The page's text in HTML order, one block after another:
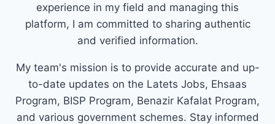
experience in my field and managing this
platform, I am committed to sharing authentic
and verified information.
My team's mission is to provide accurate and up-
to-date updates on the Latets Jobs, Ehsaas
Program, BISP Program, Benazir Kafalat Program,
and various government schemes. Stay informed